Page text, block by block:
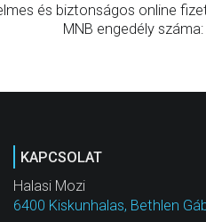
és biztonságos online
MNB engedély
KAPCSOLAT
Halasi Mozi
6400 Kiskunhalas, Bethlen